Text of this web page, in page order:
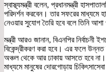
স্বাস্থ্যমন্ত্রী বলেন, প্রধানমন্ত্রী
পরিদর্শন করবেন। তার সফরের মাধ্যমে
নেওয়ার সুযোগ তৈরি হবে বলে তিনি
মন্ত্রী আরও জানান, বিএনপির নির্বাচনী
বিকেন্দ্রীকরণ করা হবে। এর ফলে উন্নত
অঞ্চল থেকে আর ঢাকায় আসতে হবে না।
মাধ্যমে মানুষের দোরগোড়ায়